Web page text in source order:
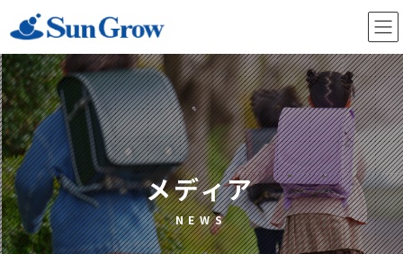
ン
ツ
へ
ス
キ
ッ
プ
ー
シ
ョ
ン
に
移
動
メディア